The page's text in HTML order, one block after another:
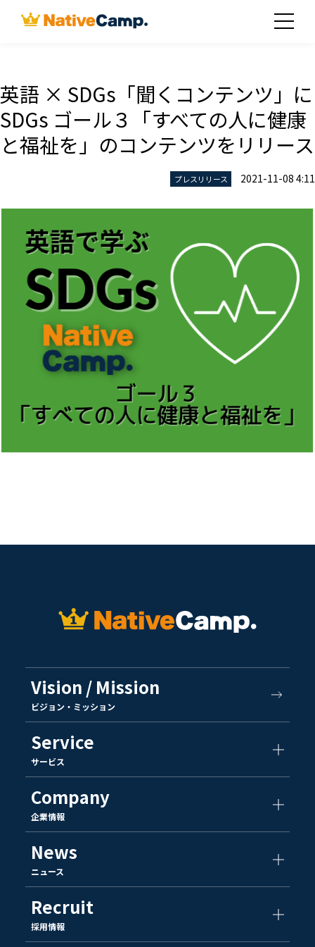
英語 × SDGs「聞くコンテンツ」に
SDGs ゴール３「すべての人に健康
と福祉を」のコンテンツをリリース
プレスリリース 2021-11-08 4:11
Vision / Mission
ビジョン・ミッション
Service
サービス
Company
企業情報
News
ニュース
Recruit
採用情報